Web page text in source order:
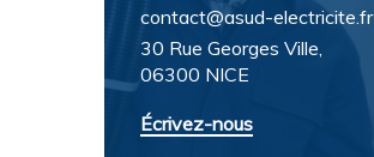
contact@asud-electricite.fr
30 Rue Georges Ville,
06300 NICE
Écrivez-nous